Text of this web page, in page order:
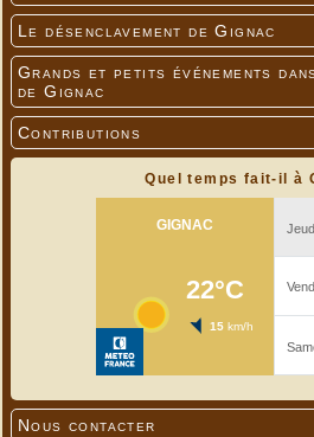
Le désenclavement de Gignac
Grands et petits événements
de Gignac
Contributions
Quel temps fait-il à
Nous contacter